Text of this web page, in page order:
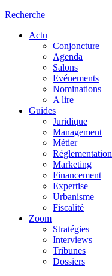
Recherche
Actu
Conjoncture
Agenda
Salons
Evénements
Nominations
A lire
Guides
Juridique
Management
Métier
Réglementation
Marketing
Financement
Expertise
Urbanisme
Fiscalité
Zoom
Stratégies
Interviews
Tribunes
Dossiers